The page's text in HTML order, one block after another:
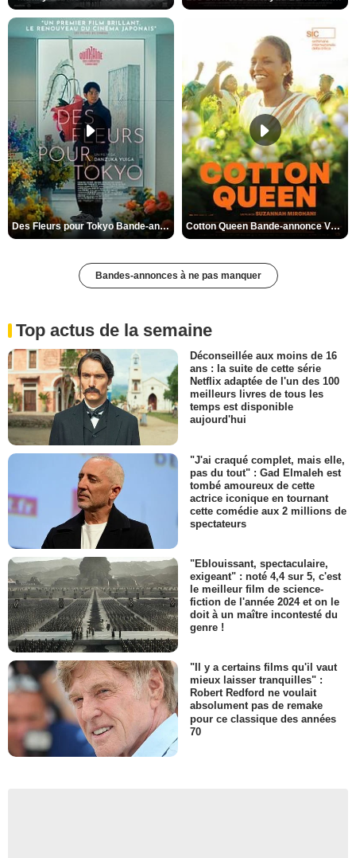
Des Fleurs pour Tokyo Bande-annonce VO STFR Cotton Queen Bande-annonce VO STFR
Bandes-annonces à ne pas manquer
Top actus de la semaine
Déconseillée aux moins de 16
ans : la suite de cette série
Netflix adaptée de l'un des 100
meilleurs livres de tous les
temps est disponible
aujourd'hui
"J'ai craqué complet, mais elle,
pas du tout" : Gad Elmaleh est
tombé amoureux de cette
actrice iconique en tournant
cette comédie aux 2 millions de
spectateurs
"Eblouissant, spectaculaire,
exigeant" : noté 4,4 sur 5, c'est
le meilleur film de science-
fiction de l'année 2024 et on le
doit à un maître incontesté du
genre !
"Il y a certains films qu'il vaut
mieux laisser tranquilles" :
Robert Redford ne voulait
absolument pas de remake
pour ce classique des années
70